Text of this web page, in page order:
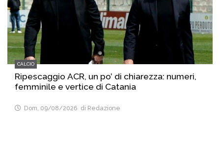
CALCIO
Ripescaggio ACR, un po’ di chiarezza: numeri,
femminile e vertice di Catania
Dom, 09/08/2026 di Redazione